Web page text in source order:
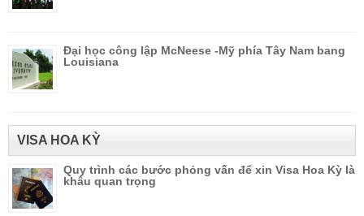
Đại học công lập McNeese -Mỹ phía Tây Nam bang
Louisiana
VISA HOA KỲ
Quy trình các bước phỏng vấn để xin Visa Hoa Kỳ là
khâu quan trọng